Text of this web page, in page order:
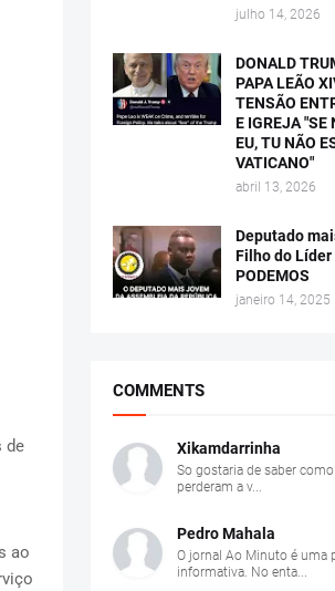
de
ao
julho 14, 2026
DONALD
PAPA LEÃO
TENSÃO
E IGREJA "SE
EU, TU NÃO
VATICANO"
abril 13, 2026
Deputado
Filho do
PODEMOS
janeiro 14, 2025
COMMENTS
Xikamdarrinha
So gostaria de saber
perderam a v...
Pedro Mahala
O jornal Ao Minuto é uma
informativa. No enta...